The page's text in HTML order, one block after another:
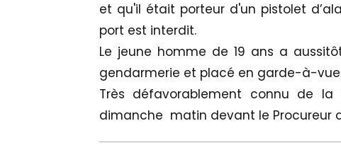
et qu'il était porteur d'un pistolet
port est interdit.
Le jeune homme de 19 ans a
gendarmerie et placé en garde-à-
Très défavorablement connu de
dimanche matin devant le Procureur